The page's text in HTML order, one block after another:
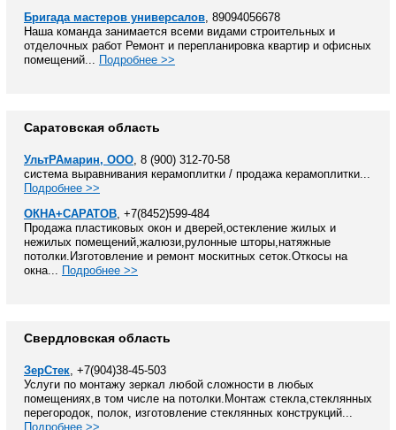
Бригада мастеров универсалов, 89094056678
Наша команда занимается всеми видами строительных и
отделочных работ Ремонт и перепланировка квартир и офисных
помещений... Подробнее >>
Саратовская область
УльтРАмарин, ООО, 8 (900) 312-70-58
система выравнивания керамоплитки / продажа керамоплитки...
Подробнее >>
ОКНА+САРАТОВ, +7(8452)599-484
Продажа пластиковых окон и дверей,остекление жилых и
нежилых помещений,жалюзи,рулонные шторы,натяжные
потолки.Изготовление и ремонт москитных сеток.Откосы на
окна... Подробнее >>
Свердловская область
ЗерСтек, +7(904)38-45-503
Услуги по монтажу зеркал любой сложности в любых
помещениях,в том числе на потолки.Монтаж стекла,стеклянных
перегородок, полок, изготовление стеклянных конструкций...
Подробнее >>